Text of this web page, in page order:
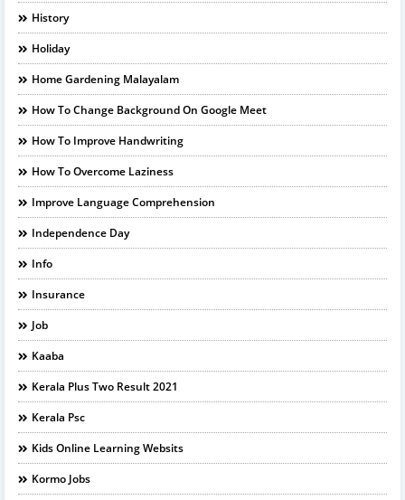
History
Holiday
Home Gardening Malayalam
How To Change Background On Google Meet
How To Improve Handwriting
How To Overcome Laziness
Improve Language Comprehension
Independence Day
Info
Insurance
Job
Kaaba
Kerala Plus Two Result 2021
Kerala Psc
Kids Online Learning Websits
Kormo Jobs